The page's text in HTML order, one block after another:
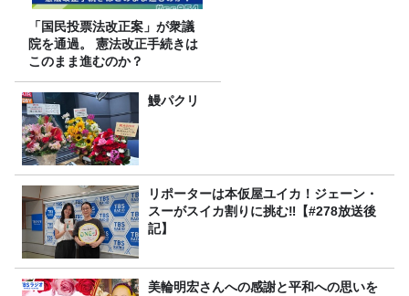
「国民投票法改正案」が衆議
院を通過。 憲法改正手続きは
このまま進むのか？
鰻パクリ
リポーターは本仮屋ユイカ！ジェーン・
スーがスイカ割りに挑む‼【#278放送後
記】
美輪明宏さんへの感謝と平和への思いを